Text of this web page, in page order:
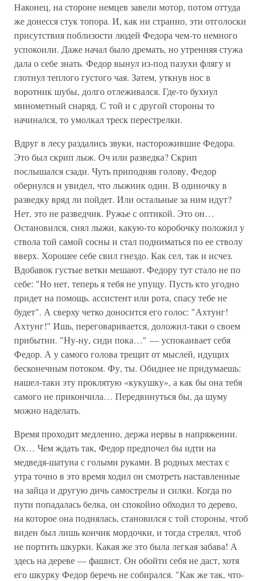
Наконец, на стороне немцев завели мотор, потом оттуда
же донесся стук топора. И, как ни странно, эти отголоски
присутствия поблизости людей Федора чем-то немного
успокоили. Даже начал было дремать, но утренняя стужа
дала о себе знать. Федор вынул из-под пазухи флягу и
глотнул теплого густого чая. Затем, уткнув нос в
воротник шубы, долго отлеживался. Где-то бухнул
минометный снаряд. С той и с другой стороны то
начинался, то умолкал треск перестрелки.
Вдруг в лесу раздались звуки, насторожившие Федора.
Это был скрип лыж. Оч или разведка? Скрип
послышался сзади. Чуть приподняв голову, Федор
обернулся и увидел, что лыжник один. В одиночку в
разведку вряд ли пойдет. Или остальные за ним идут?
Нет, это не разведчик. Ружье с оптикой. Это он…
Остановился, снял лыжи, какую-то коробочку положил у
ствола той самой сосны и стал подниматься по ее стволу
вверх. Хорошее себе свил гнездо. Как сел, так и исчез.
Вдобавок густые ветки мешают. Федору тут стало не по
себе: "Но нет, теперь я тебя не упущу. Пусть кто угодно
придет на помощь. ассистент или рота, спасу тебе не
будет". А сверху четко доносится его голос: "Ахтунг!
Ахтунг!" Ишь, переговаривается, доложил-таки о своем
прибытии. "Ну-ну, сиди пока…" — успокаивает себя
Федор. А у самого голова трещит от мыслей, идущих
бесконечным потоком. Фу, ты. Обиднее не придумаешь:
нашел-таки эту проклятую «кукушку», а как бы она тебя
самого не прикончила… Передвинуться бы, да шуму
можно наделать.
Время проходит медленно, держа нервы в напряжении.
Ох… Чем ждать так, Федор предпочел бы идти на
медведя-шатуна с голыми руками. В родных местах с
утра точно в это время ходил он смотреть наставленные
на зайца и другую дичь самострелы и силки. Когда по
пути попадалась белка, он спокойно обходил то дерево,
на которое она поднялась, становился с той стороны, чтоб
виден был лишь кончик мордочки, и тогда стрелял, чтоб
не портить шкурки. Какая же это была легкая забава! А
здесь на дереве — фашист. Он обойти себя не даст, хотя
его шкурку Федор беречь не собирался. "Как же так, что-